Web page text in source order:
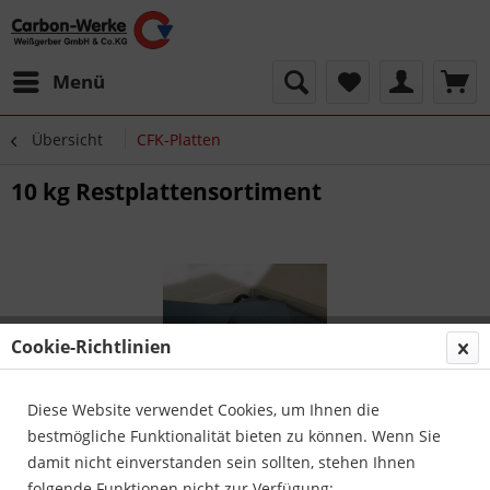
Menü
Übersicht CFK-Platten
10 kg Restplattensortiment
Cookie-Richtlinien
Diese Website verwendet Cookies, um Ihnen die
bestmögliche Funktionalität bieten zu können. Wenn Sie
damit nicht einverstanden sein sollten, stehen Ihnen